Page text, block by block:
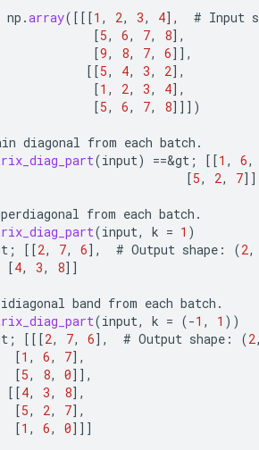
np .array( [[[1 , 2, 3, 4] , # Input
[5, 6, 7, 8] ,
[9, 8, 7, 6]] ,
[[5, 4, 3, 2] ,
[1 , 2, 3, 4] ,
[5, 6, 7, 8]]] )
diagonal from each batch .
(input) ==&gt ; [[1 , 6,
[5, 2, 7]]
from each batch .
(input, k = 1 )
; [[2, 7, 6] , # Output shape : (2,
[4, 3, 8]]
band from each batch .
(input, k = (-1 , 1 ))
; [[[2, 7, 6] , # Output shape : (2,
[1 , 6, 7] ,
[5, 8, 0]] ,
[[4, 3, 8] ,
[5, 2, 7] ,
[1 , 6, 0]]]